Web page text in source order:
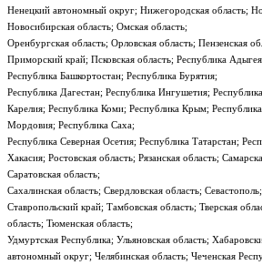
Ненецкий автономный округ; Нижегородская область;
Новосибирская область; Омская область;
Оренбургская область; Орловская область; Пензенская
Приморский край; Псковская область; Республика
Республика Башкортостан; Республика Бурятия;
Республика Дагестан; Республика Ингушетия;
Карелия; Республика Коми; Республика Крым;
Мордовия; Республика Саха;
Республика Северная Осетия; Республика Татарстан;
Хакасия; Ростовская область; Рязанская область;
Саратовская область;
Сахалинская область; Свердловская область;
Ставропольский край; Тамбовская область; Тверская
область; Тюменская область;
Удмуртская Республика; Ульяновская область;
автономный округ; Челябинская область; Чеченская